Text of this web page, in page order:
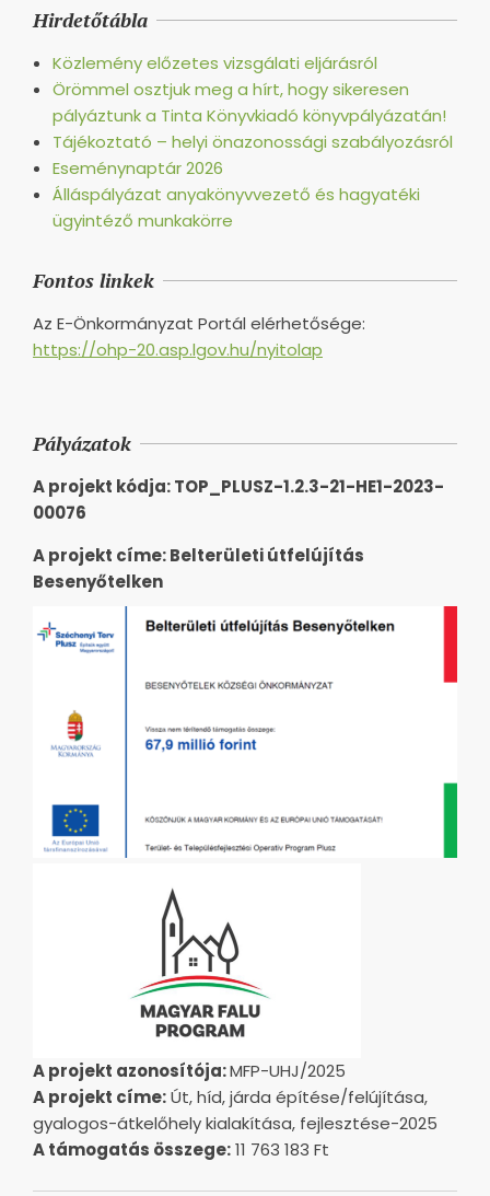
Hirdetőtábla
Közlemény előzetes vizsgálati eljárásról
Örömmel osztjuk meg a hírt, hogy sikeresen
pályáztunk a Tinta Könyvkiadó könyvpályázatán!
Tájékoztató – helyi önazonossági szabályozásról
Eseménynaptár 2026
Álláspályázat anyakönyvvezető és hagyatéki
ügyintéző munkakörre
Fontos linkek
Az E-Önkormányzat Portál elérhetősége:
https://ohp-20.asp.lgov.hu/nyitolap
Pályázatok
A projekt kódja: TOP_PLUSZ-1.2.3-21-HE1-2023-
00076
A projekt címe: Belterületi útfelújítás
Besenyőtelken
A projekt azonosítója:MFP-UHJ/2025
A projekt címe:Út, híd, járda építése/felújítása,
gyalogos-átkelőhely kialakítása, fejlesztése-2025
A támogatás összege:11 763 183 Ft